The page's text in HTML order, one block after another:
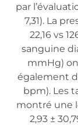
par
7,31). La
22,16 vs
sanguine
mmHg)
également
bpm). Les
montré une
2,93 ±